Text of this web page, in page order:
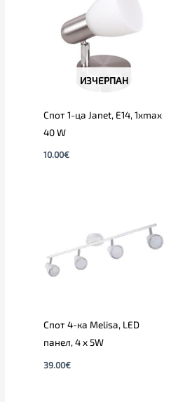
ИЗЧЕРПАН
Спот 1-ца Janet, E14, 1xmax
40 W
10.00€
Спот 4-ка Melisa, LED
панел, 4 х 5W
39.00€